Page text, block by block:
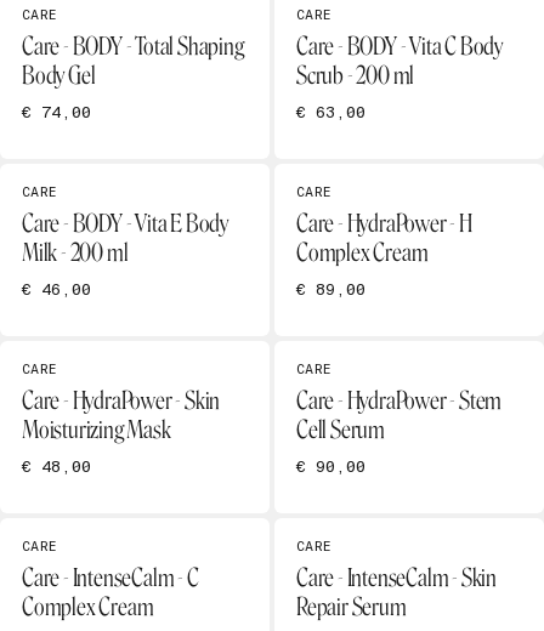
CARE
Care - BODY - Total Shaping
Body Gel
€ 74,00
CARE
Care - BODY - Vita C Body
Scrub - 200 ml
€ 63,00
CARE
Care - BODY - Vita E Body
Milk - 200 ml
€ 46,00
CARE
Care - HydraPower - H
Complex Cream
€ 89,00
CARE
Care - HydraPower - Skin
Moisturizing Mask
€ 48,00
CARE
Care - HydraPower - Stem
Cell Serum
€ 90,00
CARE
Care - IntenseCalm - C
Complex Cream
CARE
Care - IntenseCalm - Skin
Repair Serum